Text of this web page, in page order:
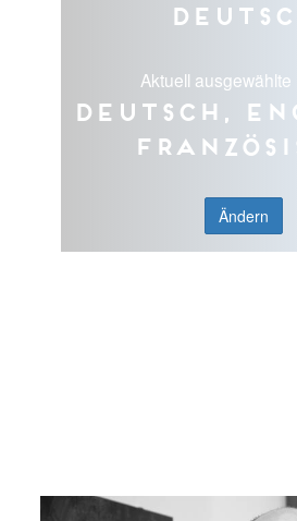
Aktuell ausgewählte
Deutsch,
Ändern